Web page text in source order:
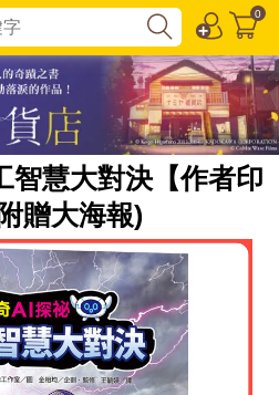
0
智慧大對決【作者印
贈大海報)